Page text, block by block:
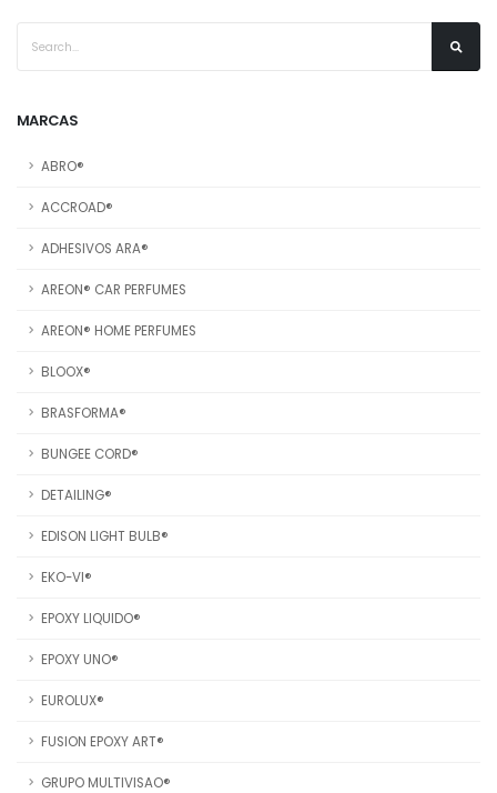
MARCAS
ABRO®
ACCROAD®
ADHESIVOS ARA®
AREON® CAR PERFUMES
AREON® HOME PERFUMES
BLOOX®
BRASFORMA®
BUNGEE CORD®
DETAILING®
EDISON LIGHT BULB®
EKO-VI®
EPOXY LIQUIDO®
EPOXY UNO®
EUROLUX®
FUSION EPOXY ART®
GRUPO MULTIVISAO®